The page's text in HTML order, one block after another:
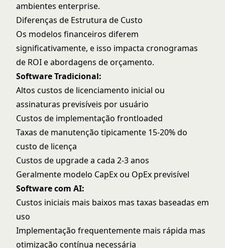
ambientes enterprise.
Diferenças de Estrutura de Custo
Os modelos financeiros diferem
significativamente, e isso impacta cronogramas
de ROI e abordagens de orçamento.
Software Tradicional:
Altos custos de licenciamento inicial ou
assinaturas previsíveis por usuário
Custos de implementação frontloaded
Taxas de manutenção tipicamente 15-20% do
custo de licença
Custos de upgrade a cada 2-3 anos
Geralmente modelo CapEx ou OpEx previsível
Software com AI:
Custos iniciais mais baixos mas taxas baseadas em
uso
Implementação frequentemente mais rápida mas
otimização contínua necessária